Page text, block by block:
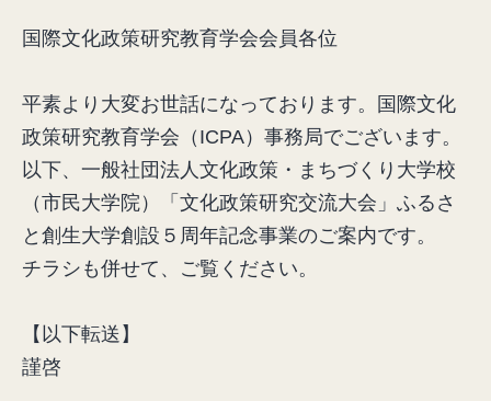
国際文化政策研究教育学会会員各位
平素より大変お世話になっております。国際文化
政策研究教育学会（ICPA）事務局でございます。
以下、一般社団法人文化政策・まちづくり大学校
（市民大学院）「文化政策研究交流大会」ふるさ
と創生大学創設５周年記念事業のご案内です。
チラシも併せて、ご覧ください。
【以下転送】
謹啓